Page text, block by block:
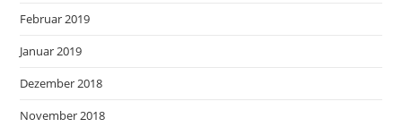
Februar 2019
Januar 2019
Dezember 2018
November 2018